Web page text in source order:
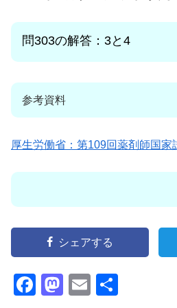
問303の解答：3と4
参考資料
厚生労働省：第109回薬剤師国家
シェアする
F
M E